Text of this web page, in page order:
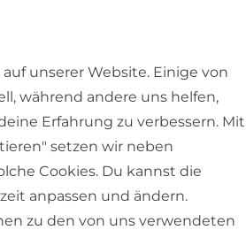
AGB
Widerrufs­recht
unserer Website. Einige von
während andere uns helfen,
Erfahrung zu verbessern. Mit
setzen wir neben
Cookies. Du kannst die
anpassen und ändern.
zu den von uns verwendeten